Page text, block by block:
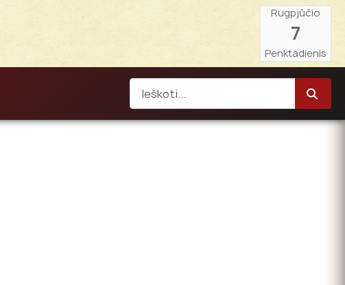
Rugpjūčio
7
Penktadienis